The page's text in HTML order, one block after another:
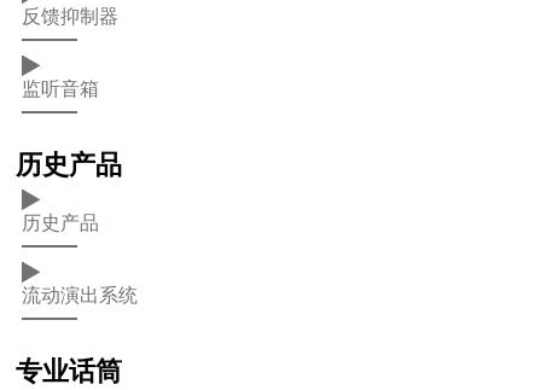
反馈抑制器
监听音箱
历史产品
历史产品
流动演出系统
专业话筒